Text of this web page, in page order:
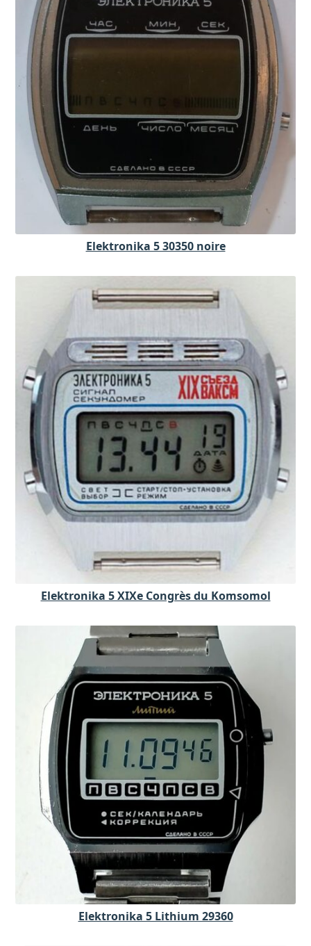
Elektronika 5 30350 noire
Elektronika 5 XIXe Congrès du Komsomol
Elektronika 5 Lithium 29360